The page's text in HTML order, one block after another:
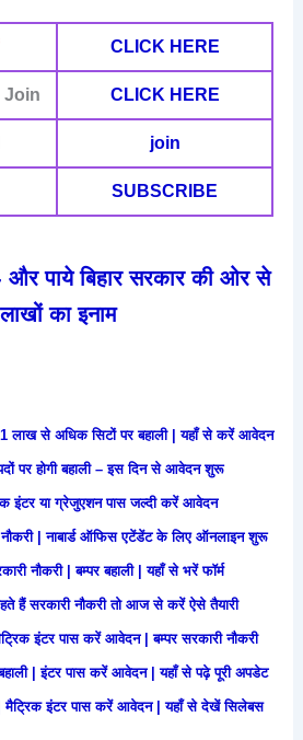
CLICK HERE
Join CLICK HERE
join
SUBSCRIBE
और पाये बिहार सरकार की ओर से
लाखों का इनाम
लाख से अधिक सिटों पर बहाली | यहाँ से करें आवेदन
पर होगी बहाली – इस दिन से आवेदन शुरू
इंटर या ग्रेजुएशन पास जल्दी करें आवेदन
नौकरी | नाबार्ड ऑफिस एटेंडेंट के लिए ऑनलाइन शुरू
नौकरी | बम्पर बहाली | यहाँ से भरें फॉर्म
हैं सरकारी नौकरी तो आज से करें ऐसे तैयारी
इंटर पास करें आवेदन | बम्पर सरकारी नौकरी
| इंटर पास करें आवेदन | यहाँ से पढ़े पूरी अपडेट
| मैट्रिक इंटर पास करें आवेदन | यहाँ से देखें सिलेबस